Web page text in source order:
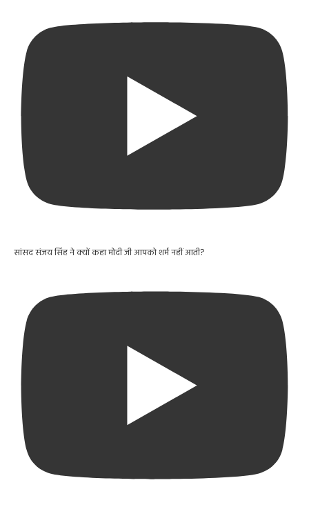
सांसद संजय सिंह ने क्यों कहा मोदी जी आपको शर्म नहीं आती?